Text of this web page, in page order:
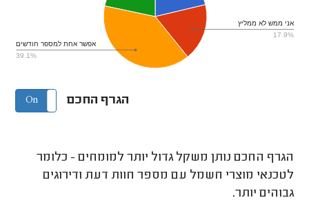
אני ממש לא ממליץ
17.9%
אפשר אחת למספר חודשים
39.1%
הגרף החכם On Off
הגרף החכם נותן משקל גדול יותר למומחים - כלומר
לטכנאי מוצרי חשמל עם מספר חוות דעת ודירוגים
גבוהים יותר.